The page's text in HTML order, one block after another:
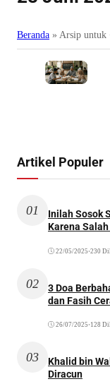
Beranda » Arsip untuk
Artikel Populer
01
Inilah Sosok
Karena
22/05/2025 •230
02
3 Doa
dan Fasih
26/07/2025 •128
03
Khalid bin
Diracun